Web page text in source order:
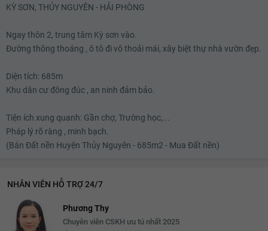
KỲ SƠN, THỦY NGUYÊN - HẢI PHÒNG
Ngay thôn 2, trung tâm Kỳ sơn vào.
Đường thông thoáng , ô tô đi vô thoải mái, xây biệt thự nhà vườn đẹp.
Diện tích: 685m
Khu dân cư đông đúc , an ninh đảm bảo.
Tiện ích xung quanh: Gần chợ, Trường học,...
Pháp lý rõ ràng , minh bạch.
(Bán Đất nền Huyện Thủy Nguyên - 685m2 - Mua Đất nền)
NHÂN VIÊN HỖ TRỢ 24/7
Phương Thy
Chuyên viên CSKH ưu tú nhất 2025